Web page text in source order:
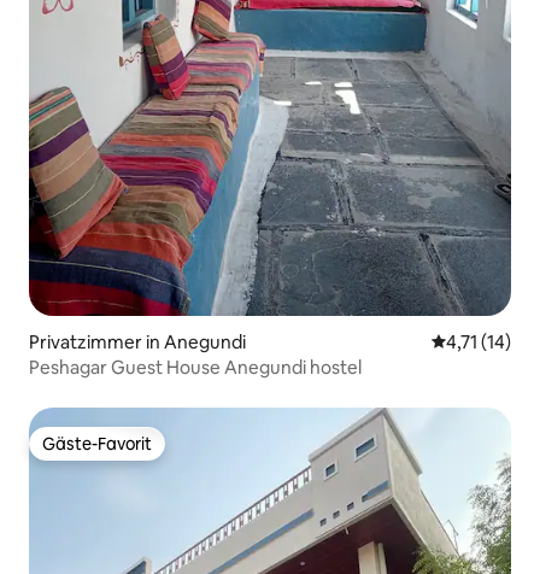
Privatzimmer in Anegundi
4,71 (14)
Peshagar Guest House Anegundi hostel
Gäste-Favorit
Gäste-Favorit